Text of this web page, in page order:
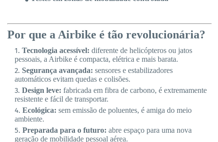
Por que a Airbike é tão revolucionária?
Tecnologia acessível: diferente de helicópteros ou jatos
pessoais, a Airbike é compacta, elétrica e mais barata.
Segurança avançada: sensores e estabilizadores
automáticos evitam quedas e colisões.
Design leve: fabricada em fibra de carbono, é extremamente
resistente e fácil de transportar.
Ecológica: sem emissão de poluentes, é amiga do meio
ambiente.
Preparada para o futuro: abre espaço para uma nova
geração de mobilidade pessoal aérea.